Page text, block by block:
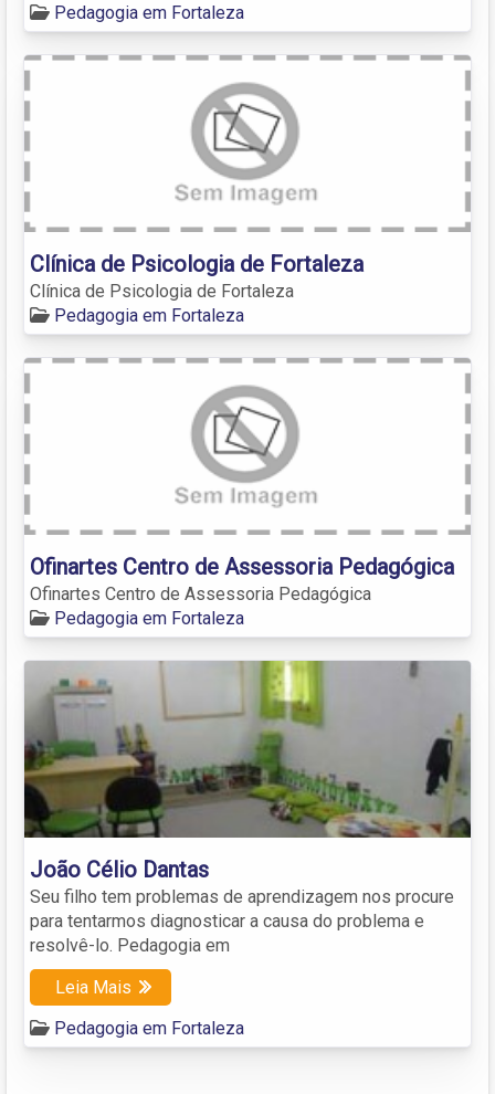
Pedagogia em Fortaleza
Clínica de Psicologia de Fortaleza
Clínica de Psicologia de Fortaleza
Pedagogia em Fortaleza
Ofinartes Centro de Assessoria Pedagógica
Ofinartes Centro de Assessoria Pedagógica
Pedagogia em Fortaleza
João Célio Dantas
Seu filho tem problemas de aprendizagem nos procure
para tentarmos diagnosticar a causa do problema e
resolvê-lo. Pedagogia em
Leia Mais
Pedagogia em Fortaleza